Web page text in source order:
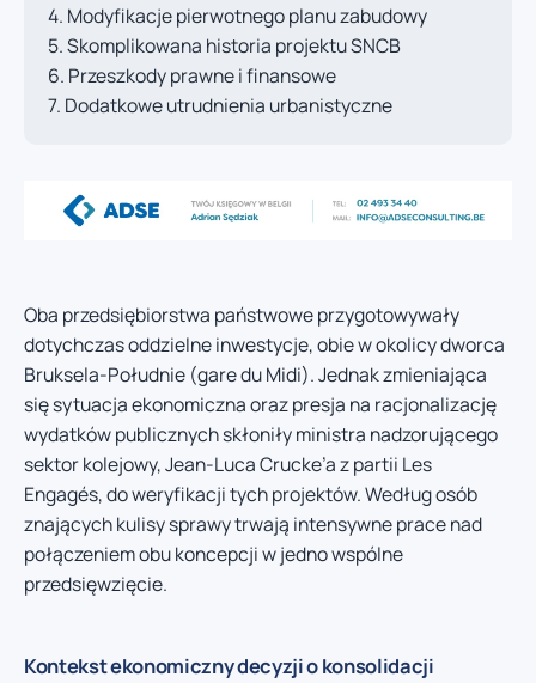
Modyfikacje pierwotnego planu zabudowy
Skomplikowana historia projektu SNCB
Przeszkody prawne i finansowe
Dodatkowe utrudnienia urbanistyczne
Oba przedsiębiorstwa państwowe przygotowywały
dotychczas oddzielne inwestycje, obie w okolicy dworca
Bruksela-Południe (gare du Midi). Jednak zmieniająca
się sytuacja ekonomiczna oraz presja na racjonalizację
wydatków publicznych skłoniły ministra nadzorującego
sektor kolejowy, Jean-Luca Crucke’a z partii Les
Engagés, do weryfikacji tych projektów. Według osób
znających kulisy sprawy trwają intensywne prace nad
połączeniem obu koncepcji w jedno wspólne
przedsięwzięcie.
Kontekst ekonomiczny decyzji o konsolidacji